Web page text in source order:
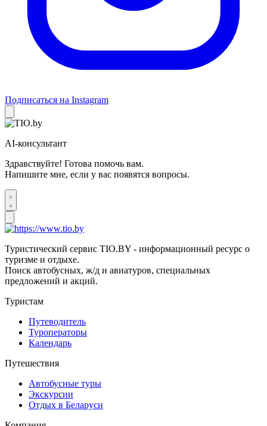
Подписаться на Instagram
AI-консультант
Здравствуйте! Готова помочь вам.
Напишите мне, если у вас появятся вопросы.
Туристический сервис TIO.BY - информационный ресурс о
туризме и отдыхе.
Поиск автобусных, ж/д и авиатуров, специальных
предложений и акций.
Туристам
Путеводитель
Туроператоры
Календарь
Путешествия
Автобусные туры
Экскурсии
Отдых в Беларуси